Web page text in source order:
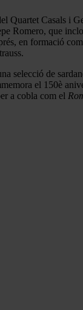
Quartet Casals i
Romero, que
en formació
selecció de
el 150è
a cobla com el